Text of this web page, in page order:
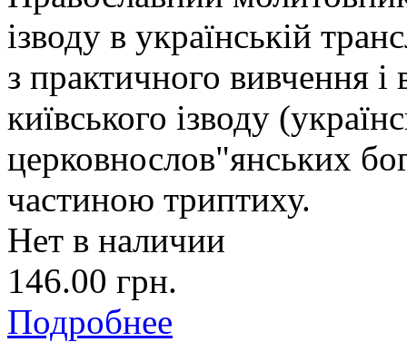
ізводу в українській
з практичного вивчення
київського ізводу
церковнослов"янських
частиною триптиху.
Нет в наличии
146.00 грн.
Подробнее